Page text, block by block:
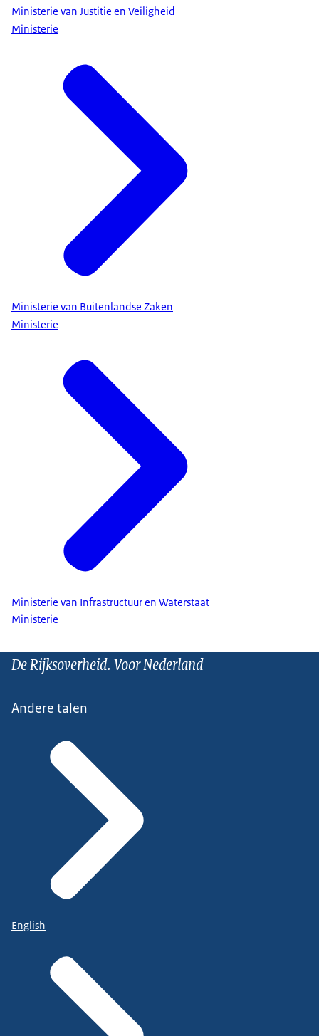
Ministerie van Justitie en Veiligheid
Ministerie
Ministerie van Buitenlandse Zaken
Ministerie
Ministerie van Infrastructuur en Waterstaat
Ministerie
De Rijksoverheid. Voor Nederland
Andere talen
English